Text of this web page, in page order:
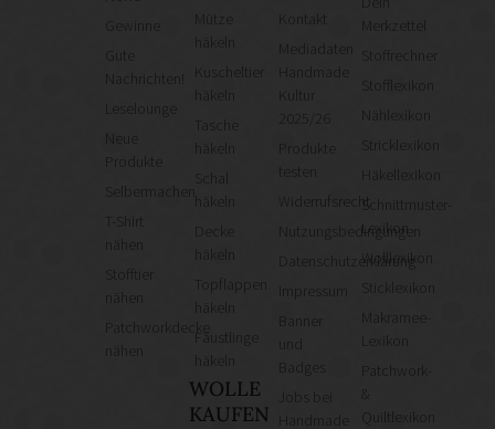
Gute
Nachrichten!
Leselounge
Neue
Produkte
Selbermachen
T-Shirt
Stofftier
Patchworkdecke
Mütze
häkeln
Kuscheltier
Tasche
häkeln
häkeln
Topflappen
häkeln
Fäustlinge
häkeln
WOLLE
KAUFEN
Kontakt
Mediadaten
Kultur
Produkte
testen
Widerrufsrecht
Nutzungsbedingungen
Datenschutzerklärung
Merkzettel
Stoffrechner
Stofflexikon
Nählexikon
Stricklexikon
Häkellexikon
Schnittmuster-
Lexikon
Wolllexikon
Sticklexikon
Makramee-
Lexikon
Patchwork-
&
Quiltlexikon